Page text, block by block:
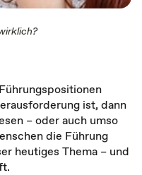
ist, dann
– oder auch umso
die Führung
heutiges Thema – und